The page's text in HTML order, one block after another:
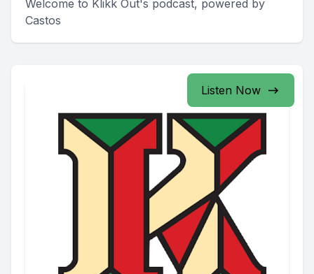
Welcome to Klikk Out's podcast, powered by
Castos
Listen Now